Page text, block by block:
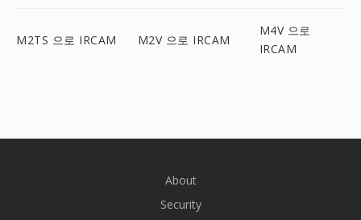
M2TS 으로 IRCAM M2V 으로 IRCAM
M4V 으로
IRCAM
About
Security